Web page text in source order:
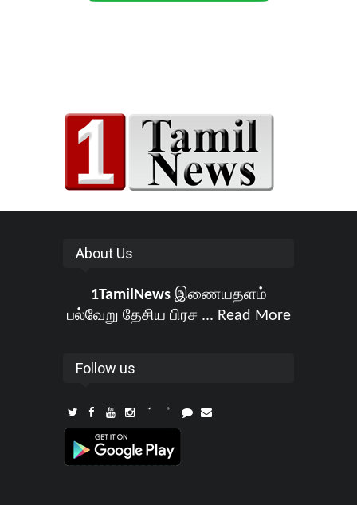
About Us
1TamilNewsஇணையதளம்
பல்வேறு தேசிய பிரச ... Read More
Follow us